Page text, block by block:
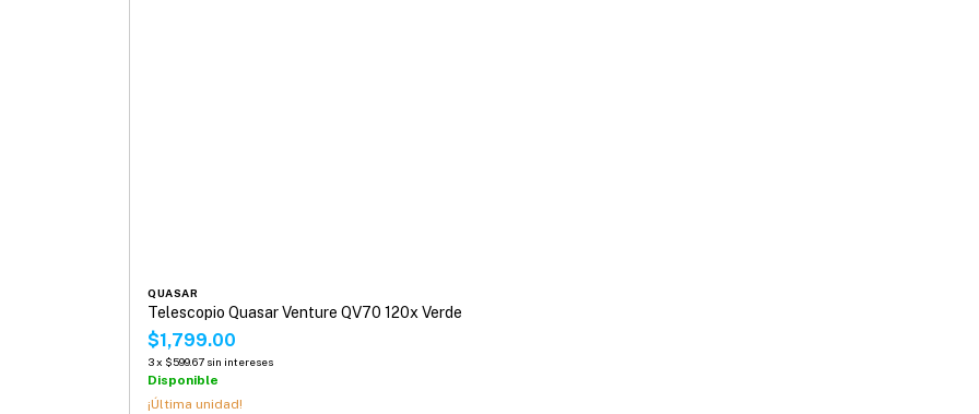
QUASAR
Telescopio Quasar Venture QV70 120x Verde
$1,799.00
3x $599.67 sin intereses
Disponible
¡Última unidad!